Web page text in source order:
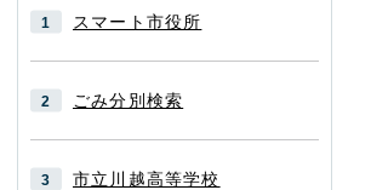
スマート市役所
ごみ分別検索
市立川越高等学校